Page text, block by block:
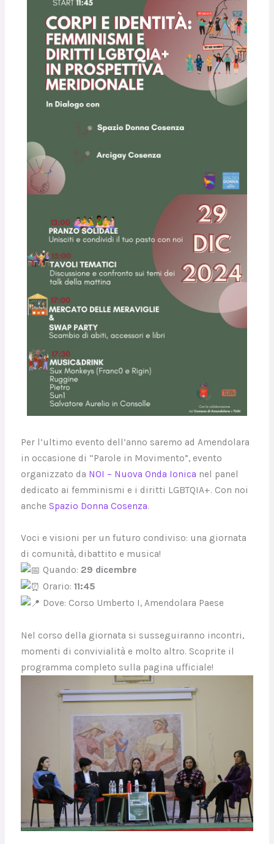
Per l’ultimo evento dell’anno saremo ad Amendolara
in occasione di “Parole in Movimento”, evento
organizzato da NOI – Nuova Onda Ionica nel panel
dedicato ai femminismi e i diritti LGBTQIA+. Con noi
anche Spazio Donna Cosenza.
Voci e visioni per un futuro condiviso: una giornata
di comunità, dibattito e musica!
Quando: 29 dicembre
Orario: 11:45
Dove: Corso Umberto I, Amendolara Paese
Nel corso della giornata si susseguiranno incontri,
momenti di convivialità e molto altro. Scoprite il
programma completo sulla pagina ufficiale!